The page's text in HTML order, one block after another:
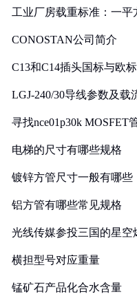
工业厂房载重标准：一
CONOSTAN公司简介
C13和C14插头国标与欧
LGJ-240/30导线参数及载
寻找nce01p30k MOSFET
电梯的尺寸有哪些规格
镀锌方管尺寸一般有哪些
铝方管有哪些常见规格
光线传媒参投三国的星空
横担型号对应重量
锰矿石产品化合水含量